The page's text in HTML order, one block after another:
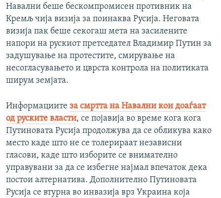
Навални беше бескомпромисен противник на
Кремљ чија визија за поинаква Русија. Неговата
визија пак беше секогаш мета на засилените
напори на рускиот претседател Владимир Путин за
задушување на протестите, смирување на
несогласувањето и цврста контрола на политиката
ширум земјата.
Информациите за смртта на Навални кои доаѓаат
од руските власти, се појавија во време кога кога
Путиновата Русија продолжува да се обликува како
место каде што не се толерираат независни
гласови, каде што изборите се внимателно
управувани за да се избегне најмал впечаток дека
постои алтернатива. Дополнително Путиновата
Русија се втурна во инвазија врз Украина која